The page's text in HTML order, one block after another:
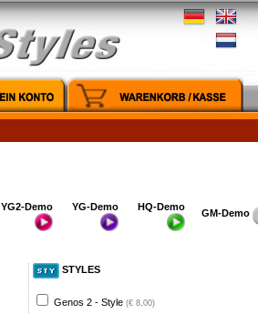
YG2-Demo YG-Demo HQ-Demo
GM-Demo
STYLES
Genos 2 - Style (€ 8,00)